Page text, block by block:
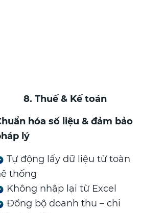
8. Thuế & Kế toán
hóa số liệu & đảm bảo
lý
Tự động lấy dữ liệu từ toàn
thống
Không nhập lại từ Excel
Đồng bộ doanh thu – chi